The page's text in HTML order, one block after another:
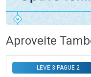
Comprar sem
Por R$ 105,69/cada
Comprar sem
Por R$ 105,69/cada
Aproveite
LEVE 3 PAGUE 2